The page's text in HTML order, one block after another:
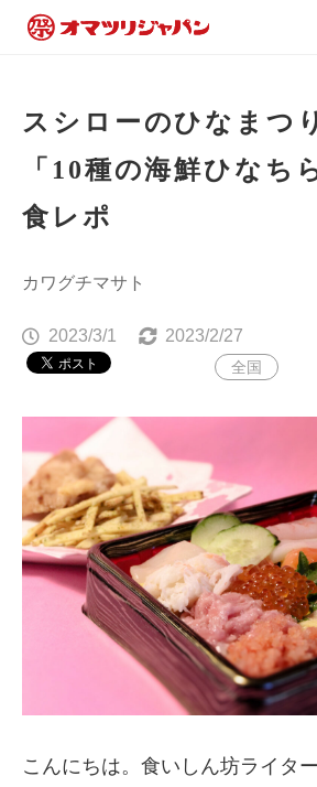
スシローのひなまつ
「10種の海鮮ひなち
食レポ
カワグチマサト
2023/3/1 2023/2/27
全国
こんにちは。食いしん坊ライタ